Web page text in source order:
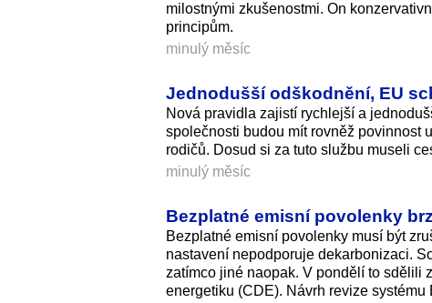
milostnými zkušenostmi. On
principům.
minulý měsíc
Jednodušší odškodnění, EU
Nová pravidla zajistí rychlejší a
společnosti budou mít rovněž povinnost
rodičů. Dosud si za tuto službu museli
minulý měsíc
Bezplatné emisní povolenky
Bezplatné emisní povolenky musí být
nastavení nepodporuje dekarbonizaci.
zatímco jiné naopak. V pondělí to sdělili
energetiku (CDE). Návrh revize